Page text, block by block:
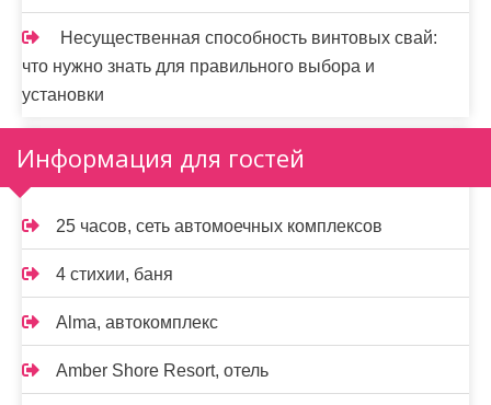
Несущественная способность винтовых свай:
что нужно знать для правильного выбора и
установки
Информация для гостей
25 часов, сеть автомоечных комплексов
4 стихии, баня
Alma, автокомплекс
Amber Shore Resort, отель